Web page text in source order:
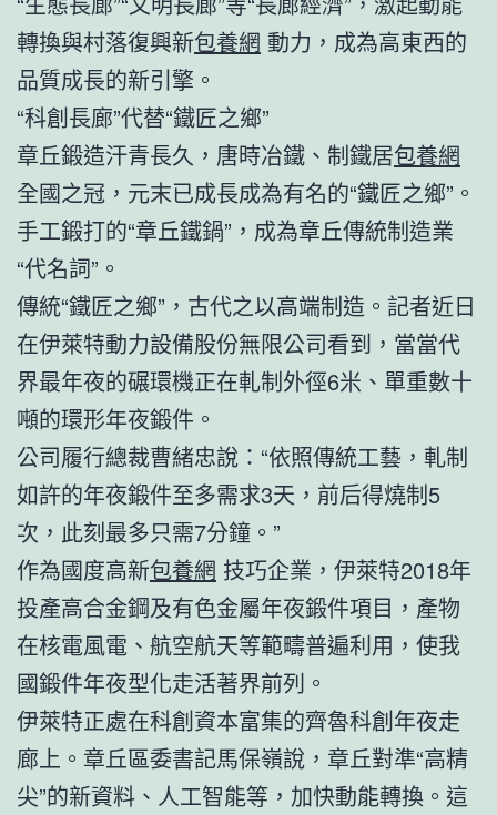
轉換與村落復興新包養網 動力，成為高東西的
品質成長的新引擎。
“科創長廊”代替“鐵匠之鄉”
章丘鍛造汗青長久，唐時冶鐵、制鐵居包養網
全國之冠，元末已成長成為有名的“鐵匠之鄉”。
手工鍛打的“章丘鐵鍋”，成為章丘傳統制造業
“代名詞”。
傳統“鐵匠之鄉”，古代之以高端制造。記者近日
在伊萊特動力設備股份無限公司看到，當當代
界最年夜的碾環機正在軋制外徑6米、單重數十
噸的環形年夜鍛件。
公司履行總裁曹緒忠說：“依照傳統工藝，軋制
如許的年夜鍛件至多需求3天，前后得燒制5
次，此刻最多只需7分鐘。”
作為國度高新包養網 技巧企業，伊萊特2018年
投產高合金鋼及有色金屬年夜鍛件項目，產物
在核電風電、航空航天等範疇普遍利用，使我
國鍛件年夜型化走活著界前列。
伊萊特正處在科創資本富集的齊魯科創年夜走
廊上。章丘區委書記馬保嶺說，章丘對準“高精
尖”的新資料、人工智能等，加快動能轉換。這